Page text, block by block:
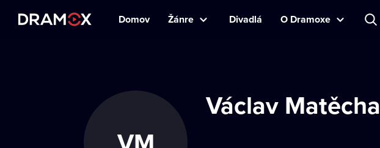
Domov Žánre Divadlá O Dramoxe
Václav Matěcha